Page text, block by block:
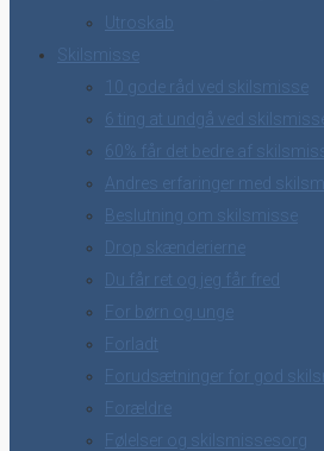
Utroskab
Skilsmisse
10 gode råd ved skilsmisse
6 ting at undgå ved skilsmisse
60% får det bedre af
Andres erfaringer med
Beslutning om skilsmisse
Drop skænderierne
Du får ret og jeg får fred
For børn og unge
Forladt
Forudsætninger for god
Forældre
Følelser og skilsmissesorg